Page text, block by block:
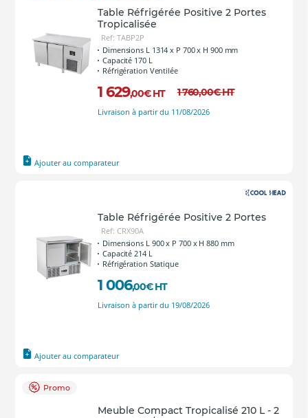
Table Réfrigérée Positive 2 Portes
Tropicalisée
Ref: TABP2P
Dimensions L 1314 x P 700 x H 900 mm
Capacité 170 L
Réfrigération Ventilée
1 629,00€ HT 1 760,00€HT
Livraison à partir du 11/08/2026
Ajouter au comparateur
Table Réfrigérée Positive 2 Portes
Ref: CRX90A
Dimensions L 900 x P 700 x H 880 mm
Capacité 214 L
Réfrigération Statique
1 006,00€ HT
Livraison à partir du 19/08/2026
Ajouter au comparateur
Promo
Meuble Compact Tropicalisé 210 L - 2